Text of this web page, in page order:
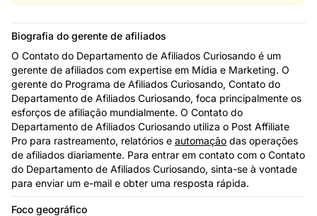
Biografia do gerente de afiliados
O Contato do Departamento de Afiliados Curiosando é um
gerente de afiliados com expertise em Mídia e Marketing. O
gerente do Programa de Afiliados Curiosando, Contato do
Departamento de Afiliados Curiosando, foca principalmente os
esforços de afiliação mundialmente. O Contato do
Departamento de Afiliados Curiosando utiliza o Post Affiliate
Pro para rastreamento, relatórios e automação das operações
de afiliados diariamente. Para entrar em contato com o Contato
do Departamento de Afiliados Curiosando, sinta-se à vontade
para enviar um e-mail e obter uma resposta rápida.
Foco geográfico